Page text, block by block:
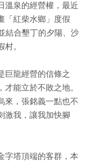
溫泉的經營權，最近
「紅柴水鄉」度假
結合墾丁的夕陽、沙
。
巨龍經營的信條之
能立於不敗之地。
來，張銘義一點也不
激我，讓我加快腳
字塔頂端的客群，本